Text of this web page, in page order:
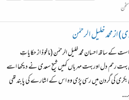
از محمد خلیل الرحمٰن
کے ساتھ احسان محمد خلیل الرحمٰن (ماخوذ از حکایاتِ
بہت رحم دل اور بہت مہرباں کہیں شیخ سعدی نے دیکھا اسے
کی گردن میں رسی پڑی وہ اس کے اشارے کی پابند تھی